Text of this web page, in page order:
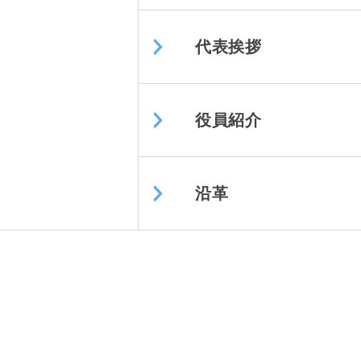
代表挨拶
役員紹介
沿革